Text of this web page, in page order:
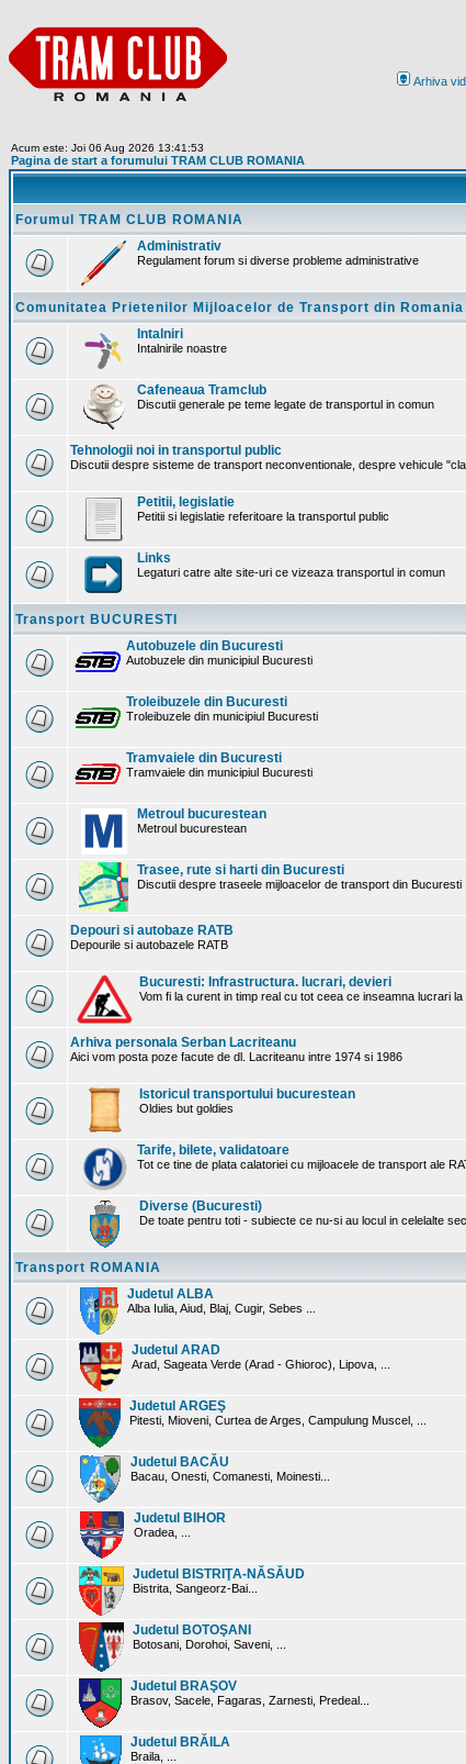
Arhiva
Acum este: Joi 06 Aug 2026 13:41:53
Pagina de start a forumului TRAM CLUB ROMANIA
Forumul TRAM CLUB ROMANIA
Administrativ
Regulament forum si diverse probleme administrative
Comunitatea Prietenilor Mijloacelor de Transport din Romania
Intalniri
Intalnirile noastre
Cafeneaua Tramclub
Discutii generale pe teme legate de transportul in comun
Tehnologii noi in transportul public
Discutii despre sisteme de transport neconventionale, despre vehicule
Petitii, legislatie
Petitii si legislatie referitoare la transportul public
Links
Legaturi catre alte site-uri ce vizeaza transportul in comun
Transport BUCURESTI
Autobuzele din Bucuresti
Autobuzele din municipiul Bucuresti
Troleibuzele din Bucuresti
Troleibuzele din municipiul Bucuresti
Tramvaiele din Bucuresti
Tramvaiele din municipiul Bucuresti
Metroul bucurestean
Metroul bucurestean
Trasee, rute si harti din Bucuresti
Discutii despre traseele mijloacelor de transport din Bucuresti
Depouri si autobaze RATB
Depourile si autobazele RATB
Bucuresti: Infrastructura. lucrari, devieri
Vom fi la curent in timp real cu tot ceea ce inseamna lucrari
Arhiva personala Serban Lacriteanu
Aici vom posta poze facute de dl. Lacriteanu intre 1974 si 1986
Istoricul transportului bucurestean
Oldies but goldies
Tarife, bilete, validatoare
Tot ce tine de plata calatoriei cu mijloacele de transport ale
Diverse (Bucuresti)
De toate pentru toti - subiecte ce nu-si au locul in celelalte
Transport ROMANIA
Judetul ALBA
Alba Iulia, Aiud, Blaj, Cugir, Sebes ...
Judetul ARAD
Arad, Sageata Verde (Arad - Ghioroc), Lipova, ...
Judetul ARGEŞ
Pitesti, Mioveni, Curtea de Arges, Campulung Muscel, ...
Judetul BACĂU
Bacau, Onesti, Comanesti, Moinesti...
Judetul BIHOR
Oradea, ...
Judetul BISTRIŢA-NĂSĂUD
Bistrita, Sangeorz-Bai...
Judetul BOTOŞANI
Botosani, Dorohoi, Saveni, ...
Judetul BRAŞOV
Brasov, Sacele, Fagaras, Zarnesti, Predeal...
Judetul BRĂILA
Braila, ...